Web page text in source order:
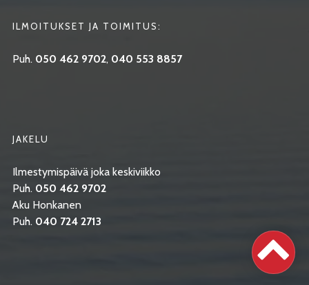
ILMOITUKSET JA TOIMITUS:
Puh. 050 462 9702, 040 553 8857
JAKELU
Ilmestymispäivä joka keskiviikko
Puh. 050 462 9702
Aku Honkanen
Puh. 040 724 2713